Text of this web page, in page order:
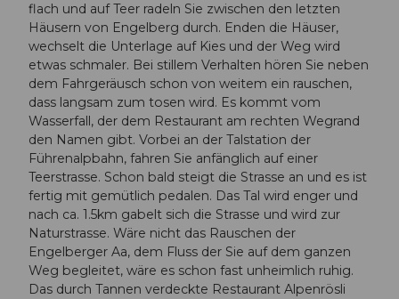
flach und auf Teer radeln Sie zwischen den letzten
Häusern von Engelberg durch. Enden die Häuser,
wechselt die Unterlage auf Kies und der Weg wird
etwas schmaler. Bei stillem Verhalten hören Sie neben
dem Fahrgeräusch schon von weitem ein rauschen,
dass langsam zum tosen wird. Es kommt vom
Wasserfall, der dem Restaurant am rechten Wegrand
den Namen gibt. Vorbei an der Talstation der
Führenalpbahn, fahren Sie anfänglich auf einer
Teerstrasse. Schon bald steigt die Strasse an und es ist
fertig mit gemütlich pedalen. Das Tal wird enger und
nach ca. 1.5km gabelt sich die Strasse und wird zur
Naturstrasse. Wäre nicht das Rauschen der
Engelberger Aa, dem Fluss der Sie auf dem ganzen
Weg begleitet, wäre es schon fast unheimlich ruhig.
Das durch Tannen verdeckte Restaurant Alpenrösli